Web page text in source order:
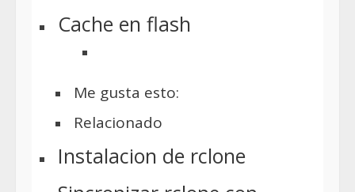
Cache en flash
Me gusta esto:
Relacionado
Instalacion de rclone